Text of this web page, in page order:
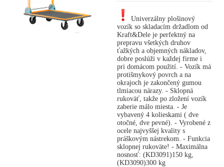
Univerzálny plošinový
vozík so skladacím držadlom od
Kraft&Dele je perfektný na
prepravu všetkých druhov
ťažkých a objemných nákladov,
dobre poslúži v každej firme i
pri domácom použití. - Vozík má
protišmykový povrch a na
okrajoch je zakončený gumou
tlmiacou nárazy. - Sklopná
rukoväť, takže po zložení vozík
zaberie málo miesta. - Je
vybavený 4 kolieskami ( dve
otočné, dve pevné). - Vyrobené z
ocele najvyššej kvality s
práškovým nástrekom. - Funkcia
sklopnej rukoväte! - Maximálna
nosnosť: (KD3091)150 kg,
(KD3090)300 kg